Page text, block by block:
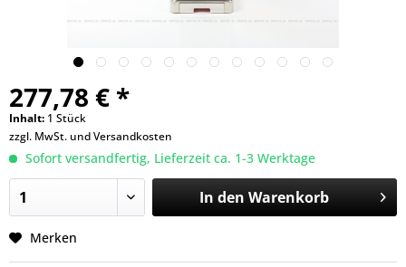
277,78 € *
Inhalt: 1 Stück
zzgl. MwSt. undVersandkosten
Sofort versandfertig, Lieferzeit ca. 1-3 Werktage
In den Warenkorb
Merken